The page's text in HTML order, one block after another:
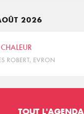
2026
ROBERT, EVRON
TOUT L'AGENDA